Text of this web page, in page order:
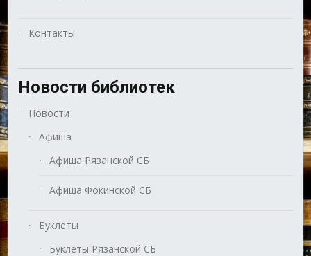
Контакты
Новости библиотек
Новости
Афиша
Афиша Рязанской СБ
Афиша Фокинской СБ
Буклеты
Буклеты Рязанской СБ